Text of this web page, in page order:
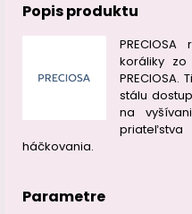
Popis produktu
koráliky
stálu
na
háčkovania.
Parametre